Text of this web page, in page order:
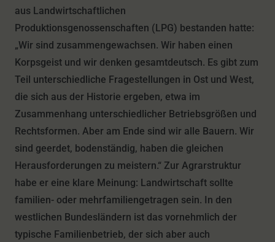
aus Landwirtschaftlichen
Produktionsgenossenschaften (LPG) bestanden hatte:
„Wir sind zusammengewachsen. Wir haben einen
Korpsgeist und wir denken gesamtdeutsch. Es gibt zum
Teil unterschiedliche Fragestellungen in Ost und West,
die sich aus der Historie ergeben, etwa im
Zusammenhang unterschiedlicher Betriebsgrößen und
Rechtsformen. Aber am Ende sind wir alle Bauern. Wir
sind geerdet, bodenständig, haben die gleichen
Herausforderungen zu meistern.“ Zur Agrarstruktur
habe er eine klare Meinung: Landwirtschaft sollte
familien- oder mehrfamiliengetragen sein. In den
westlichen Bundesländern ist das vornehmlich der
typische Familienbetrieb, der sich aber auch